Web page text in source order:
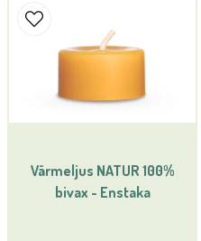
name
Namn
Mejladress
Ja, ni får publicera min fråga
Värmeljus NATUR 100%
bivax - Enstaka